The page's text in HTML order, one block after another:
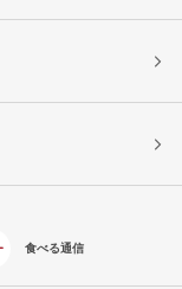
食べる通信